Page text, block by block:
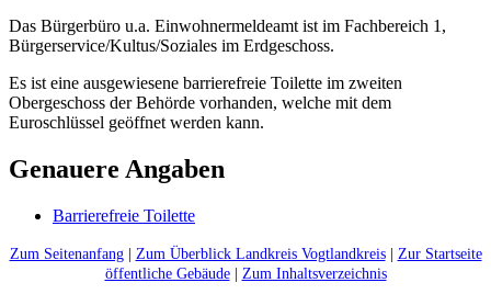
Das Bürgerbüro u.a. Einwohnermeldeamt ist im Fachbereich 1,
Bürgerservice/Kultus/Soziales im Erdgeschoss.
Es ist eine ausgewiesene barrierefreie Toilette im zweiten
Obergeschoss der Behörde vorhanden, welche mit dem
Euroschlüssel geöffnet werden kann.
Genauere Angaben
Barrierefreie Toilette
Zum Seitenanfang| Zum Überblick Landkreis Vogtlandkreis| Zur Startseite
öffentliche Gebäude| Zum Inhaltsverzeichnis